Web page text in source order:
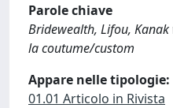
Parole chiave
Bridewealth, Lifou, Kanak
la coutume/custom
Appare nelle tipologie:
01.01 Articolo in Rivista